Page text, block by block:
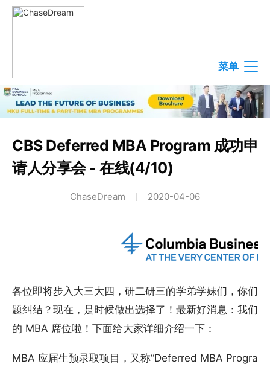
菜单
CBS Deferred MBA Program 成功申
请人分享会 - 在线(4/10)
ChaseDream 2020-04-06
各位即将步入大三大四，研二研三的学弟学妹们，你们
题纠结？现在，是时候做出选择了！最新好消息：我们
的 MBA 席位啦！下面给大家详细介绍一下：
MBA 应届生预录取项目，又称“Deferred MBA